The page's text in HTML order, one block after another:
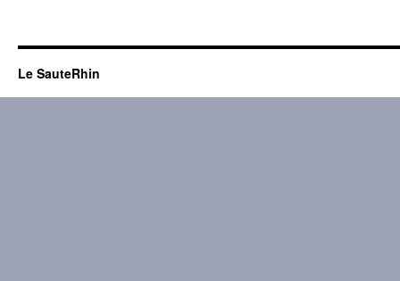
Le SauteRhin